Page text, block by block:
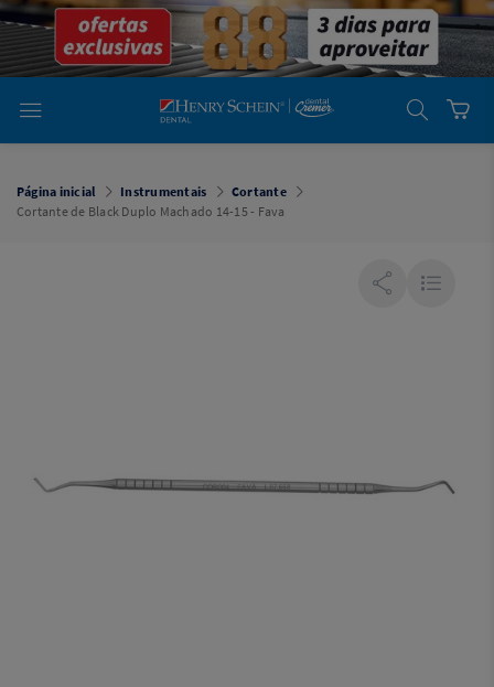
emDental
Cremer -
Henry Schein
Laboratório
Laboratório
Cremer -
Henry Schein
Odontológico
Página inicial Instrumentais
Cortante
Cortante de Black Duplo Machado 14-15 - Fava